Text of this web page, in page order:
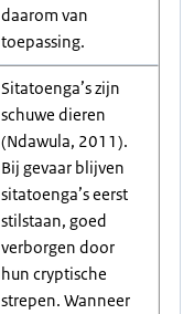
daarom van
toepassing.
Sitatoenga’s zijn
schuwe dieren
(Ndawula, 2011).
Bij gevaar blijven
sitatoenga’s eerst
stilstaan, goed
verborgen door
hun cryptische
strepen. Wanneer